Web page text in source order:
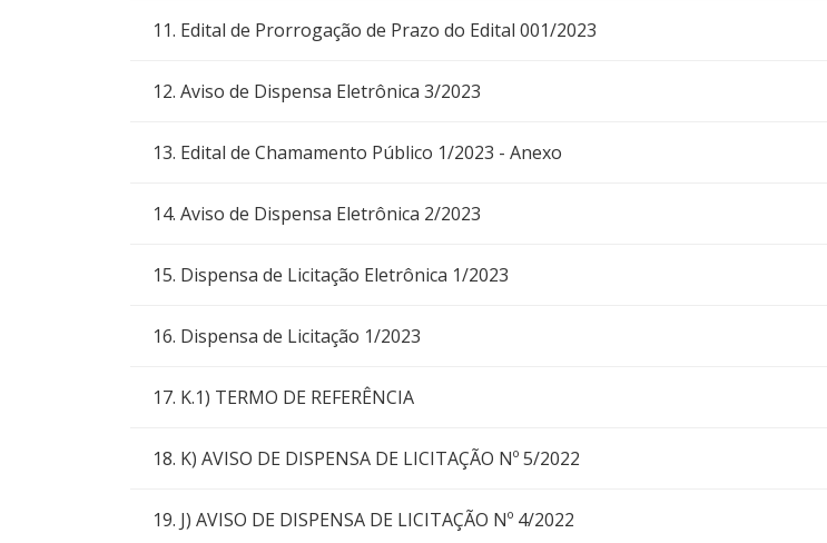
11. Edital de Prorrogação de Prazo do Edital 001/2023
12. Aviso de Dispensa Eletrônica 3/2023
13. Edital de Chamamento Público 1/2023 - Anexo
14. Aviso de Dispensa Eletrônica 2/2023
15. Dispensa de Licitação Eletrônica 1/2023
16. Dispensa de Licitação 1/2023
17. K.1) TERMO DE REFERÊNCIA
18. K) AVISO DE DISPENSA DE LICITAÇÃO Nº 5/2022
19. J) AVISO DE DISPENSA DE LICITAÇÃO Nº 4/2022